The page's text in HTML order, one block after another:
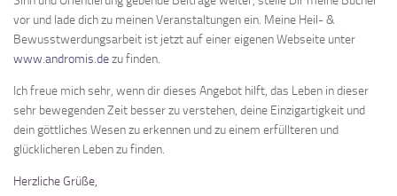
vor und lade dich zu meinen Veranstaltungen ein. Meine Heil- &
Bewusstwerdungsarbeit ist jetzt auf einer eigenen Webseite unter
www.andromis.dezu finden.
Ich freue mich sehr, wenn dir dieses Angebot hilft, das Leben in dieser
sehr bewegenden Zeit besser zu verstehen, deine Einzigartigkeit und
dein göttliches Wesen zu erkennen und zu einem erfüllteren und
glücklicheren Leben zu finden.
Herzliche Grüße,